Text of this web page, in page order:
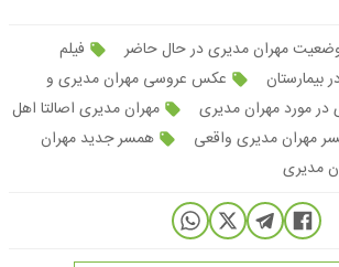
مهران مدیری در حال حاضر
فیلم
عکس عروسی مهران مدیری و
در مورد مهران مدیری
مهران مدیری اصالتا اهل
مهران مدیری واقعی
همسر جدید مهران
مدیری